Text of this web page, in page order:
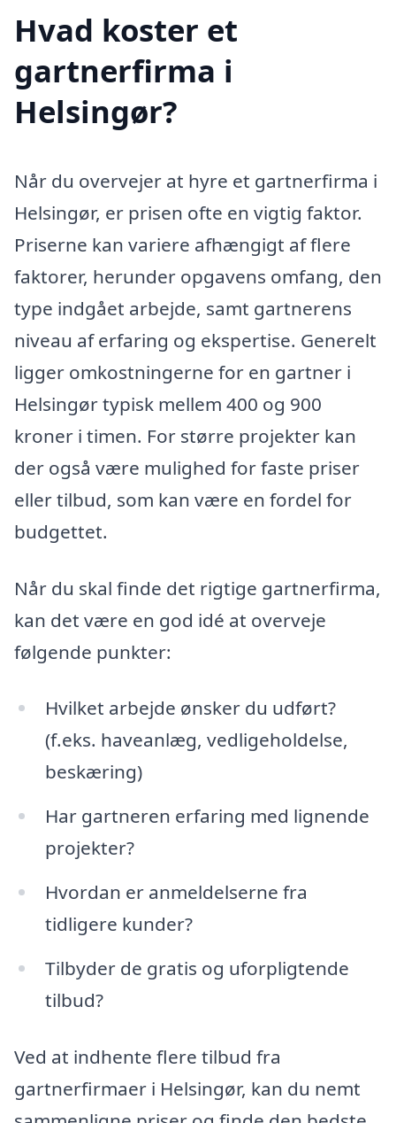
Hvad koster et
gartnerfirma i
Helsingør?
Når du overvejer at hyre et gartnerfirma i
Helsingør, er prisen ofte en vigtig faktor.
Priserne kan variere afhængigt af flere
faktorer, herunder opgavens omfang, den
type indgået arbejde, samt gartnerens
niveau af erfaring og ekspertise. Generelt
ligger omkostningerne for en gartner i
Helsingør typisk mellem 400 og 900
kroner i timen. For større projekter kan
der også være mulighed for faste priser
eller tilbud, som kan være en fordel for
budgettet.
Når du skal finde det rigtige gartnerfirma,
kan det være en god idé at overveje
følgende punkter:
Hvilket arbejde ønsker du udført?
(f.eks. haveanlæg, vedligeholdelse,
beskæring)
Har gartneren erfaring med lignende
projekter?
Hvordan er anmeldelserne fra
tidligere kunder?
Tilbyder de gratis og uforpligtende
tilbud?
Ved at indhente flere tilbud fra
gartnerfirmaer i Helsingør, kan du nemt